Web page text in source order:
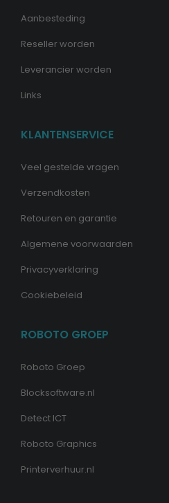
Aanbesteding
Reseller worden
Leverancier worden
Links
KLANTENSERVICE
Veel gestelde vragen
Verzendkosten
Retouren en garantie
Algemene voorwaarden
Privacyverklaring
Cookiebeleid
ROBOTO GROEP
Roboto Groep
Blocksoftware.nl
Detect ICT
Roboto Graphics
Printerverhuur.nl